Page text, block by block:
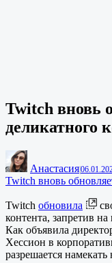
Twitch вновь
деликатного
Анастасия
Twitch вновь
Twitch обновила
контента, запретив
Как объявила
Хессион в
разрешается